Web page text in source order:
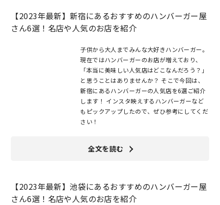
【2023年最新】新宿にあるおすすめのハンバーガー屋
さん6選！名店や人気のお店を紹介
子供から大人までみんな大好きハンバーガー。
現在ではハンバーガーのお店が増えており、
「本当に美味しい人気店はどこなんだろう？」
と思うことはありませんか？ そこで今回は、
新宿にあるハンバーガーの人気店を6選ご紹介
します！ インスタ映えするハンバーガーなど
もピックアップしたので、ぜひ参考にしてくだ
さい！
全文を読む
【2023年最新】池袋にあるおすすめのハンバーガー屋
さん6選！名店や人気のお店を紹介